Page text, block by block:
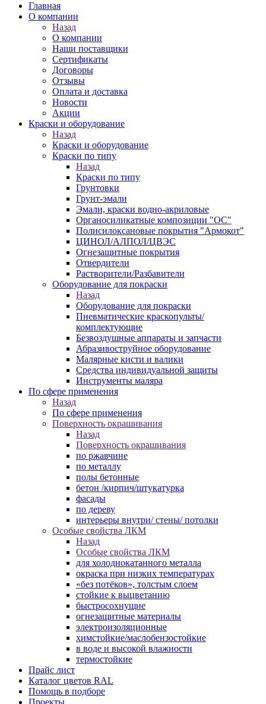
Главная
О компании
Назад
О компании
Наши поставщики
Сертификаты
Договоры
Отзывы
Оплата и доставка
Новости
Акции
Краски и оборудование
Назад
Краски и оборудование
Краски по типу
Назад
Краски по типу
Грунтовки
Грунт-эмали
Эмали, краски водно-акриловые
Органосиликатные композиции "ОС"
Полисилоксановые покрытия "Армокот"
ЦИНОЛ/АЛПОЛ/ЦВЭС
Огнезащитные покрытия
Отвердители
Растворители/Разбавители
Оборудование для покраски
Назад
Оборудование для покраски
Пневматические краскопульты/
комплектующие
Безвоздушные аппараты и запчасти
Абразивоструйное оборудование
Малярные кисти и валики
Средства индивидуальной защиты
Инструменты маляра
По сфере применения
Назад
По сфере применения
Поверхность окрашивания
Назад
Поверхность окрашивания
по ржавчине
по металлу
полы бетонные
бетон /кирпич/штукатурка
фасады
по дереву
интерьеры внутри/ стены/ потолки
Особые свойства ЛКМ
Назад
Особые свойства ЛКМ
для холоднокатанного металла
окраска при низких температурах
«без потёков», толстым слоем
стойкие к выцветанию
быстросохнущие
огнезащитные материалы
электроизоляционные
химстойкие/маслобензостойкие
в воде и высокой влажности
термостойкие
Прайс лист
Каталог цветов RAL
Помощь в подборе
Проекты